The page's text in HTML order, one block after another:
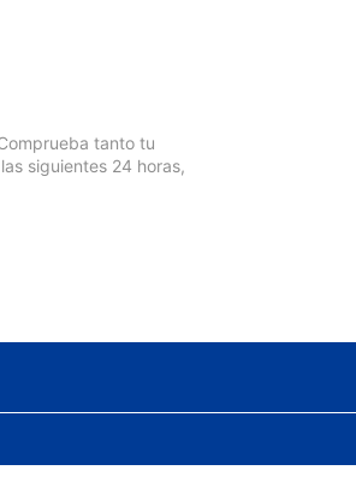
tanto tu
siguientes 24 horas,